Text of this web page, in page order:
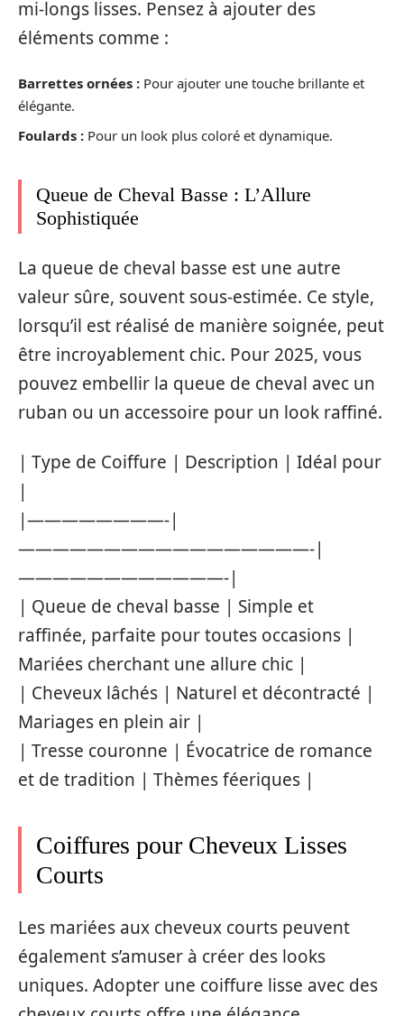
mi-longs lisses. Pensez à ajouter des
éléments comme :
Barrettes ornées : Pour ajouter une touche brillante et
élégante.
Foulards : Pour un look plus coloré et dynamique.
Queue de Cheval Basse : L’Allure
Sophistiquée
La queue de cheval basse est une autre
valeur sûre, souvent sous-estimée. Ce style,
lorsqu’il est réalisé de manière soignée, peut
être incroyablement chic. Pour 2025, vous
pouvez embellir la queue de cheval avec un
ruban ou un accessoire pour un look raffiné.
| Type de Coiffure | Description | Idéal pour
|
|————————-|
—————————————————-|
————————————-|
| Queue de cheval basse | Simple et
raffinée, parfaite pour toutes occasions |
Mariées cherchant une allure chic |
| Cheveux lâchés | Naturel et décontracté |
Mariages en plein air |
| Tresse couronne | Évocatrice de romance
et de tradition | Thèmes féeriques |
Coiffures pour Cheveux Lisses
Courts
Les mariées aux cheveux courts peuvent
également s’amuser à créer des looks
uniques. Adopter une coiffure lisse avec des